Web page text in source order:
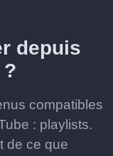
depuis
?
compatibles
: playlists.
de ce que